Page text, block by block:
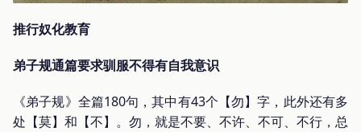
推行奴化教育
弟子规通篇要求驯服不得有自我意识
《弟子规》全篇180句，其中有43个【勿】字，此外还有多
处【莫】和【不】。勿，就是不要、不许、不可、不行，总